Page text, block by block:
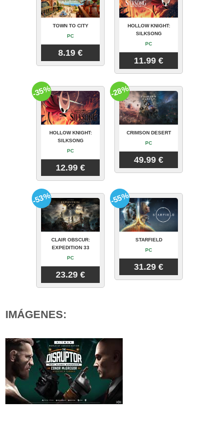
TOWN TO CITY
PC
8.19 €
HOLLOW KNIGHT:
SILKSONG
PC
11.99 €
HOLLOW KNIGHT:
SILKSONG
PC
12.99 €
-35%
CRIMSON DESERT
PC
49.99 €
-28%
CLAIR OBSCUR:
EXPEDITION 33
PC
23.29 €
-53%
STARFIELD
PC
31.29 €
-55%
IMÁGENES: